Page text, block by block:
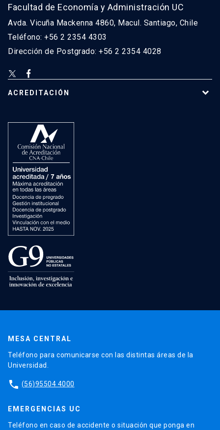
Facultad de Economía y Administración UC
Avda. Vicuña Mackenna 4860, Macul. Santiago, Chile
Teléfono: +56 2 2354 4303
Dirección de Postgrado: +56 2 2354 4028
ACREDITACIÓN
MESA CENTRAL
Teléfono para comunicarse con las distintas áreas de la
Universidad.
phone (56)95504 4000
EMERGENCIAS UC
Teléfono en caso de accidente o situación que ponga en